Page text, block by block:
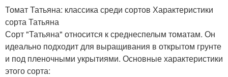
Томат Татьяна: классика среди сортов Характеристики
сорта Татьяна
Сорт "Татьяна" относится к среднеспелым томатам. Он
идеально подходит для выращивания в открытом грунте
и под пленочными укрытиями. Основные характеристики
этого сорта: